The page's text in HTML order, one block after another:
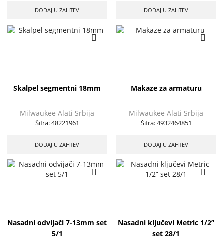
DODAJ U ZAHTEV DODAJ U ZAHTEV
Skalpel segmentni 18mm
Milwaukee Alati Srbija
Šifra:48221961
DODAJ U ZAHTEV
Makaze za armaturu
Milwaukee Alati Srbija
Šifra:4932464851
DODAJ U ZAHTEV
Nasadni odvijači 7-13mm set
5/1
Nasadni ključevi Metric 1/2”
set 28/1